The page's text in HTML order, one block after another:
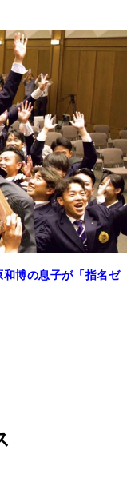
博の息子が「指名ゼ